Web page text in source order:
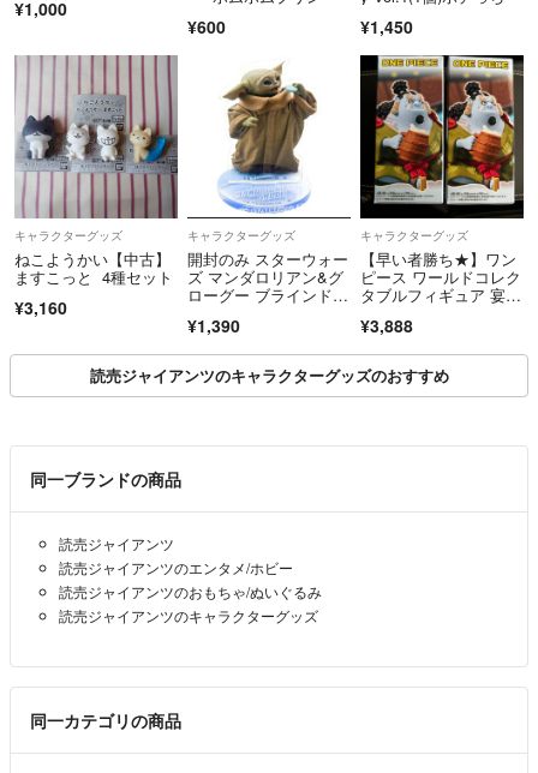
¥1,000
¥600 ¥1,450
キャラクターグッズ
ねこようかい【中古】
ますこっと 4種セット
¥3,160
キャラクターグッズ
開封のみ スターウォー
ズ マンダロリアン&グ
ローグー ブラインドア
¥1,390
キャラクターグッズ
【早い者勝ち★】ワン
ピース ワールドコレク
タブルフィギュア 宴
¥3,888
読売ジャイアンツのキャラクターグッズのおすすめ
同一ブランドの商品
読売ジャイアンツ
読売ジャイアンツのエンタメ/ホビー
読売ジャイアンツのおもちゃ/ぬいぐるみ
読売ジャイアンツのキャラクターグッズ
同一カテゴリの商品